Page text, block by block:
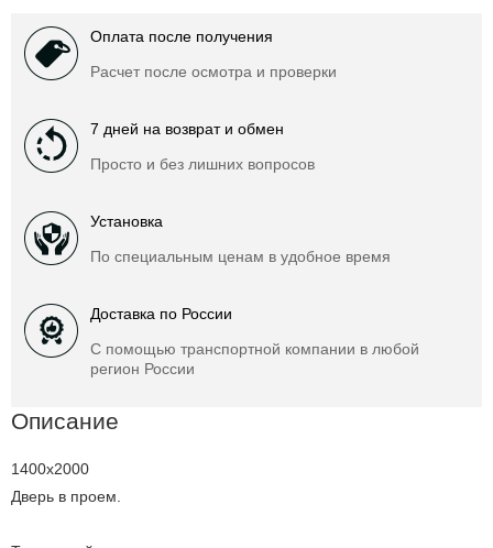
Оплата после получения
Расчет после осмотра и проверки
7 дней на возврат и обмен
Просто и без лишних вопросов
Установка
По специальным ценам в удобное время
Доставка по России
С помощью транспортной компании в любой
регион России
Описание
1400x2000
Дверь в проем.